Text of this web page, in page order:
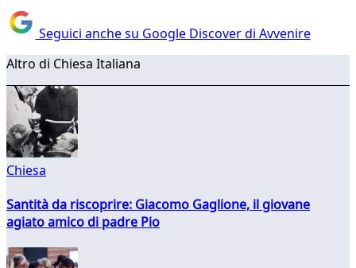
Seguici anche su Google Discover di Avvenire
Altro di Chiesa Italiana
Chiesa
Santità da riscoprire: Giacomo Gaglione, il giovane
agiato amico di padre Pio